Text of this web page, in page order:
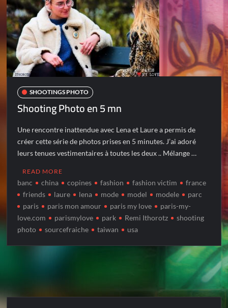
SHOOTINGS PHOTO
Shooting Photo en 5 mn
Une rencontre inattendue avec Lena et Laure a permis de
créer cette série de photos prises en 5 minutes. J’ai adoré
leurs tenues vestimentaires à toutes les deux .. Mélange …
READ MORE
banc china copines fashion fashion victim
france
friends
laure lena mode model modele
parc
paris
paris mon amour paris my love
paris-my-
love.com
parismylove park Remi Ithorotz
shooting
photo
sourcefraiche taiwan usa